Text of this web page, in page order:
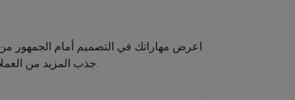
اعرض مهاراتك في التصميم أمام الجمهور
جذب المزيد من العملاء. يتيح لك صانع الشعار الخاص بنا إنشاء شعار صالون الشعر الخاص بك دون اكتساب مهارات التصميم.